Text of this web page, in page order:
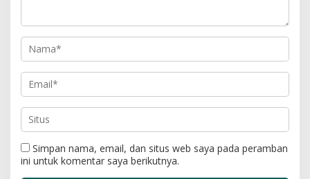
Simpan nama, email, dan situs web saya pada peramban
ini untuk komentar saya berikutnya.